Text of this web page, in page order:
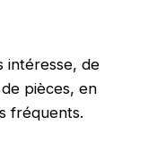
intéresse, de
pièces, en
fréquents.